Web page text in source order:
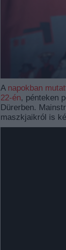
A napokban
22-én, pénteken
Dürerben.
maszkjaikról is